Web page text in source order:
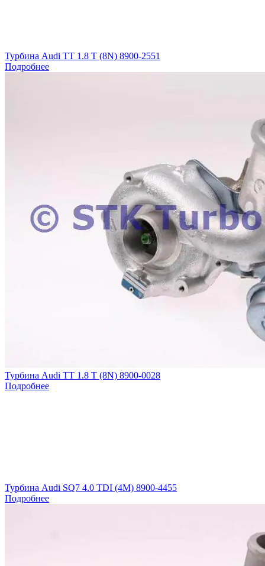
Турбина Audi TT 1.8 T (8N) 8900-2551
Подробнее
Турбина Audi TT 1.8 T (8N) 8900-0028
Подробнее
Турбина Audi SQ7 4.0 TDI (4M) 8900-4455
Подробнее